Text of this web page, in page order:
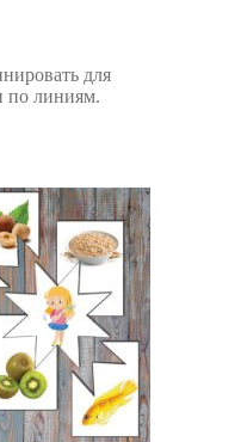
для
по линиям.